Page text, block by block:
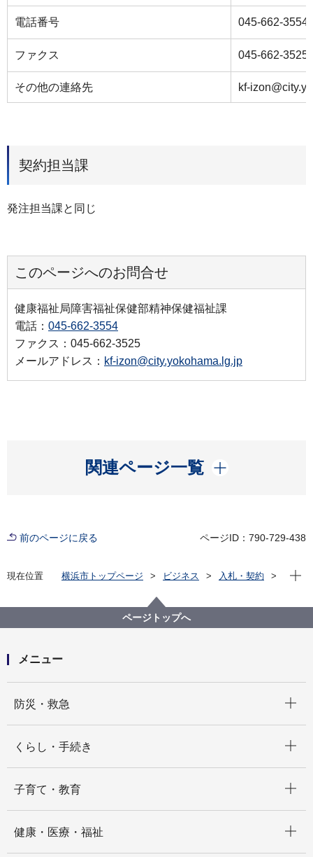
電話番号 045-662-3554
ファクス 045-662-3525
その他の連絡先 kf-
契約担当課
発注担当課と同じ
このページへのお問合せ
健康福祉局障害福祉保健部精神保健福祉課
電話： 045-662-3554
ファクス：045-662-3525
メールアドレス： kf-izon@city.yokohama.lg.jp
関連ページ一覧
開く
前のページに戻る ページID：790-729-438
現在位置 横浜市トップページ ビジネス
入札・契約
【入札結果掲載】依存症に関する普及啓発動画制作委
託
現在
ページトップへ
メニュー
防災・救急
くらし・手続き
子育て・教育
健康・医療・福祉